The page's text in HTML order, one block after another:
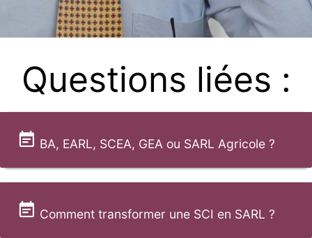
Questions liées :
BA, EARL, SCEA, GEA ou SARL Agricole ?
Comment transformer une SCI en SARL ?